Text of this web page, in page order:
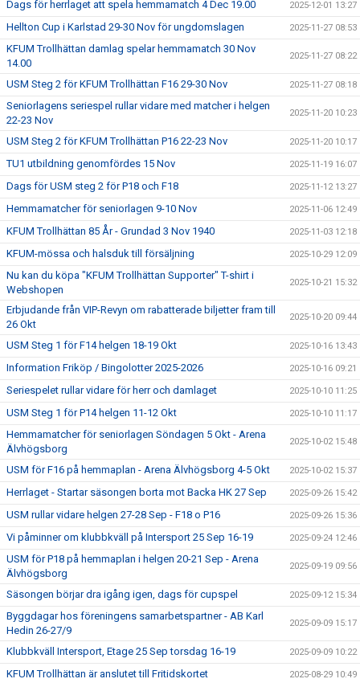
Dags för herrlaget att spela hemmamatch 4 Dec 19.00 2025-12-01 13:27
Hellton Cup i Karlstad 29-30 Nov för ungdomslagen 2025-11-27 08:53
KFUM Trollhättan damlag spelar hemmamatch 30 Nov
14.00
2025-11-27 08:22
USM Steg 2 för KFUM Trollhättan F16 29-30 Nov 2025-11-27 08:18
Seniorlagens seriespel rullar vidare med matcher i helgen
22-23 Nov
2025-11-20 10:23
USM Steg 2 för KFUM Trollhättan P16 22-23 Nov 2025-11-20 10:17
TU1 utbildning genomfördes 15 Nov 2025-11-19 16:07
Dags för USM steg 2 för P18 och F18 2025-11-12 13:27
Hemmamatcher för seniorlagen 9-10 Nov 2025-11-06 12:49
KFUM Trollhättan 85 År - Grundad 3 Nov 1940 2025-11-03 12:18
KFUM-mössa och halsduk till försäljning 2025-10-29 12:09
Nu kan du köpa "KFUM Trollhättan Supporter" T-shirt i
Webshopen
2025-10-21 15:32
Erbjudande från VIP-Revyn om rabatterade biljetter fram till
26 Okt
2025-10-20 09:44
USM Steg 1 för F14 helgen 18-19 Okt 2025-10-16 13:43
Information Friköp / Bingolotter 2025-2026 2025-10-16 09:21
Seriespelet rullar vidare för herr och damlaget 2025-10-10 11:25
USM Steg 1 för P14 helgen 11-12 Okt 2025-10-10 11:17
Hemmamatcher för seniorlagen Söndagen 5 Okt - Arena
Älvhögsborg
2025-10-02 15:48
USM för F16 på hemmaplan - Arena Älvhögsborg 4-5 Okt 2025-10-02 15:37
Herrlaget - Startar säsongen borta mot Backa HK 27 Sep 2025-09-26 15:42
USM rullar vidare helgen 27-28 Sep - F18 o P16 2025-09-26 15:36
Vi påminner om klubbkväll på Intersport 25 Sep 16-19 2025-09-24 12:46
USM för P18 på hemmaplan i helgen 20-21 Sep - Arena
Älvhögsborg
2025-09-19 09:56
Säsongen börjar dra igång igen, dags för cupspel 2025-09-12 15:34
Byggdagar hos föreningens samarbetspartner - AB Karl
Hedin 26-27/9
2025-09-09 15:17
Klubbkväll Intersport, Etage 25 Sep torsdag 16-19 2025-09-09 10:22
KFUM Trollhättan är anslutet till Fritidskortet 2025-08-29 10:49